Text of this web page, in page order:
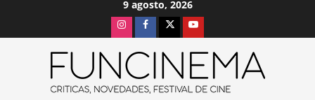
9 agosto, 2026
InstagramFacebook
X Youtube